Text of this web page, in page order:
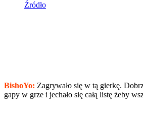
Źródło
BishoYo: Zagrywało się w tą gierkę.
gapy w grze i jechało się całą listę żeby